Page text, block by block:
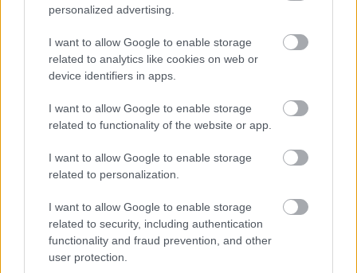
personalized advertising.
I want to allow Google to enable storage
related to analytics like cookies on web or
device identifiers in apps.
I want to allow Google to enable storage
related to functionality of the website or app.
I want to allow Google to enable storage
related to personalization.
I want to allow Google to enable storage
related to security, including authentication
functionality and fraud prevention, and other
user protection.
"Csak engedjenek át a határon,
jövünk!"
mtothorsi 2020. július 13.
Augusztus 21. és 29. között, a tervezett és már
meghirdetett versenyprogrammal, magas művészi